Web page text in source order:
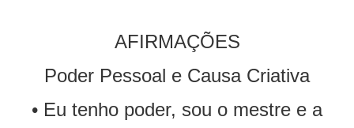
AFIRMAÇÕES
Poder Pessoal e Causa Criativa
• Eu tenho poder, sou o mestre e a